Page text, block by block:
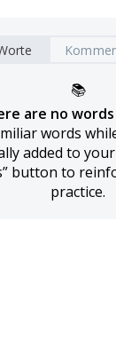
📚
are no
words
added to
button to
practice.